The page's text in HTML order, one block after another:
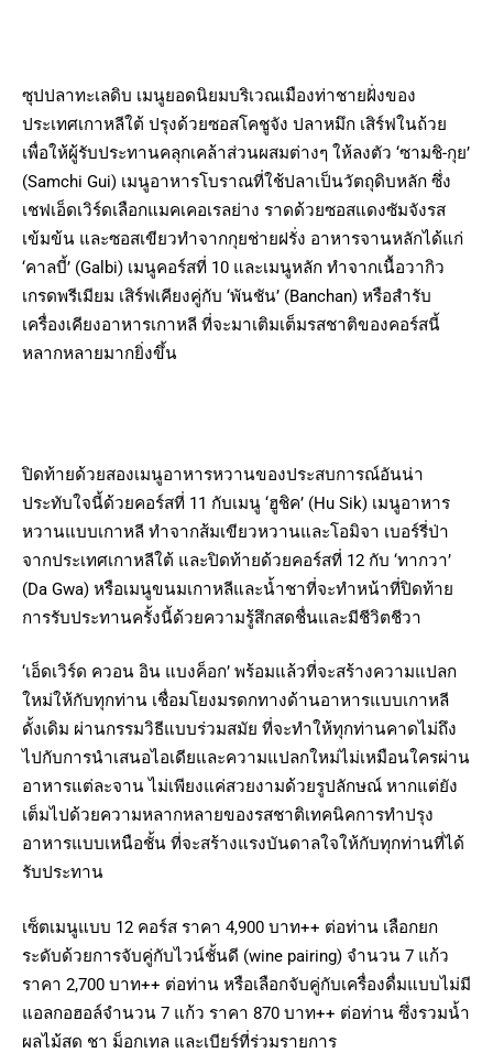
ซุปปลาทะเลดิบ เมนูยอดนิยมบริเวณเมืองท่าชายฝั่งของ
ประเทศเกาหลีใต้ ปรุงด้วยซอสโคชูจัง ปลาหมึก เสิร์ฟในถ้วย
เพื่อให้ผู้รับประทานคลุกเคล้าส่วนผสมต่างๆ ให้ลงตัว ‘ซามชิ-กุย’
(Samchi Gui) เมนูอาหารโบราณที่ใช้ปลาเป็นวัตถุดิบหลัก ซึ่ง
เชฟเอ็ดเวิร์ดเลือกแมคเคอเรลย่าง ราดด้วยซอสแดงซัมจังรส
เข้มข้น และซอสเขียวทำจากกุยช่ายฝรั่ง อาหารจานหลักได้แก่
‘คาลบี้’ (Galbi) เมนูคอร์สที่ 10 และเมนูหลัก ทำจากเนื้อวากิว
เกรดพรีเมียม เสิร์ฟเคียงคู่กับ ‘พันชัน’ (Banchan) หรือสำรับ
เครื่องเคียงอาหารเกาหลี ที่จะมาเติมเต็มรสชาติของคอร์สนี้
หลากหลายมากยิ่งขึ้น
ปิดท้ายด้วยสองเมนูอาหารหวานของประสบการณ์อันน่า
ประทับใจนี้ด้วยคอร์สที่ 11 กับเมนู ‘ฮูชิค’ (Hu Sik) เมนูอาหาร
หวานแบบเกาหลี ทำจากส้มเขียวหวานและโอมิจา เบอร์รี่ป่า
จากประเทศเกาหลีใต้ และปิดท้ายด้วยคอร์สที่ 12 กับ ‘ทากวา’
(Da Gwa) หรือเมนูขนมเกาหลีและน้ำชาที่จะทำหน้าที่ปิดท้าย
การรับประทานครั้งนี้ด้วยความรู้สึกสดชื่นและมีชีวิตชีวา
‘เอ็ดเวิร์ด ควอน อิน แบงค็อก’ พร้อมแล้วที่จะสร้างความแปลก
ใหม่ให้กับทุกท่าน เชื่อมโยงมรดกทางด้านอาหารแบบเกาหลี
ดั้งเดิม ผ่านกรรมวิธีแบบร่วมสมัย ที่จะทำให้ทุกท่านคาดไม่ถึง
ไปกับการนำเสนอไอเดียและความแปลกใหม่ไม่เหมือนใครผ่าน
อาหารแต่ละจาน ไม่เพียงแค่สวยงามด้วยรูปลักษณ์ หากแต่ยัง
เต็มไปด้วยความหลากหลายของรสชาติเทคนิคการทำปรุง
อาหารแบบเหนือชั้น ที่จะสร้างแรงบันดาลใจให้กับทุกท่านที่ได้
รับประทาน
เซ็ตเมนูแบบ 12 คอร์ส ราคา 4,900 บาท++ ต่อท่าน เลือกยก
ระดับด้วยการจับคู่กับไวน์ชั้นดี (wine pairing) จำนวน 7 แก้ว
ราคา 2,700 บาท++ ต่อท่าน หรือเลือกจับคู่กับเครื่องดื่มแบบไม่มี
แอลกอฮอล์จำนวน 7 แก้ว ราคา 870 บาท++ ต่อท่าน ซึ่งรวมน้ำ
ผลไม้สด ชา ม็อกเทล และเบียร์ที่ร่วมรายการ